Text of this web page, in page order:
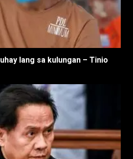
lang sa kulungan – Tinio